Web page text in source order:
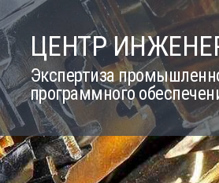
ЦЕНТР
Экспертиза
программного